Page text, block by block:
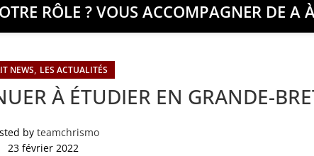
RÔLE ? VOUS ACCOMPAGNER DE A
NEWS, LES ACTUALITÉS
À ÉTUDIER EN GRANDE-
by teamchrismo
23 février 2022